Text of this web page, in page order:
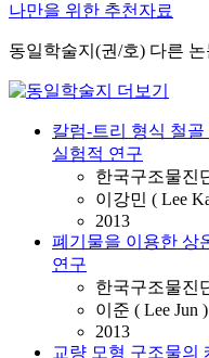
나만을 위한 추천자료
동일학술지(권/호) 다른 논
칼럼-트리 형식 철
실험적 연구
한국구조물진
이강민 ( Lee
2013
폐기물을 이용한 상
연구
한국구조물진
이준 ( Lee Jun )
2013
교량 모형 구조물의